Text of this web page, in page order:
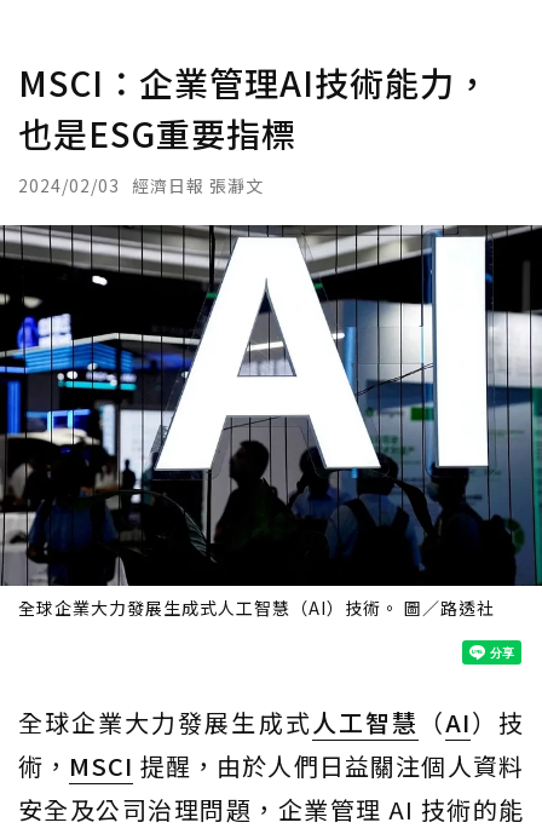
MSCI：企業管理AI技術能力，
也是ESG重要指標
2024/02/03 經濟日報 張瀞文
全球企業大力發展生成式人工智慧（AI）技術。 圖／路透社
全球企業大力發展生成式人工智慧 （AI）技
術， MSCI 提醒，由於人們日益關注個人資料
安全及公司治理問題，企業管理 AI 技術的能